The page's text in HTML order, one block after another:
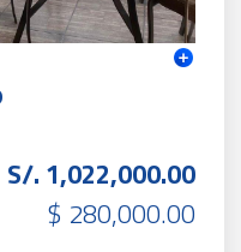
S/. 1,022,000.00
$ 280,000.00